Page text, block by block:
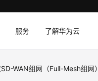
服务 了解华为云
WAN组网（Full-Mesh组网）